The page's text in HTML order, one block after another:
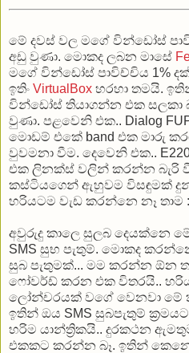
මේ දවස් වල මගේ වින්ඩෝස්
අඩු වුණා. මොකද ලබන මාසේ
මගේ වින්ඩෝස් පාවිච්චිය 1%
ඉතිං VirtualBox හරහා තමයි.
වින්ඩෝස් තියාගන්න එක සලකා
වුණා. පළවෙනි එක.. Dialog
මොඩම් එකේ band එක මාරු
වුවමනා වීම. දෙවෙනි එක..
එක ලිනක්ස් වලින් කරන්න බැරි
කස්ටියගෙන් ඇහුවම විසඳුමක්
හරියටම වැඩ කරන්නෙ නෑ තාම
අවුරුදු කාලෙ සුලබ දෙයක්නෙ
SMS සුභ පැතුම්. මොකද
සුබ පැතුමක්... මම කරන්න ඕන
ෆෝවර්ඩ් කරන එක විතරයි..
ලෝන්චරයක් වගේ වෙනවා මේ
ඉතින් ඔය SMS සුබපැතුම්
හරිම යාන්ත්‍රිකයි.. දුරකථන
එකකට කරන්න බෑ. ඉතින්